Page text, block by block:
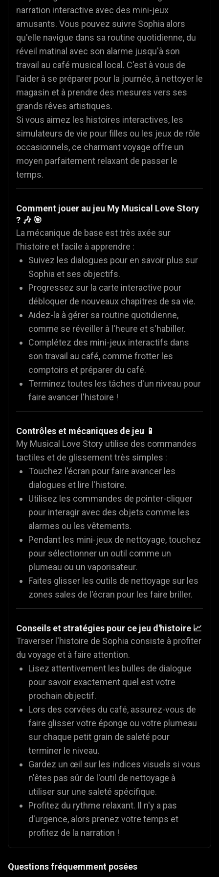
narration interactive avec des mini-jeux
amusants. Vous pouvez suivre Sophia alors
qu'elle navigue dans sa routine quotidienne, du
réveil matinal avec son alarme jusqu'à son
travail au café musical local. C'est à vous de
l'aider à se préparer pour la journée, à nettoyer le
magasin et à prendre des mesures vers ses
grands rêves artistiques.
Si vous aimez les histoires interactives, les
simulateurs de vie pour filles ou les jeux de rôle
occasionnels, ce charmant voyage offre un
moyen parfaitement relaxant de passer le
temps.
Comment jouer au jeu My Musical Love Story
? 🎶 🎯
La mécanique de base est très axée sur
l'histoire et facile à apprendre :
Suivez les dialogues pour en savoir plus sur
Sophia et ses objectifs.
Progressez sur la carte interactive pour
débloquer de nouveaux chapitres de sa vie.
Aidez-la à gérer sa routine quotidienne,
comme se réveiller à l'heure et s'habiller.
Complétez des mini-jeux interactifs dans
son travail au café, comme frotter les
comptoirs et préparer du café.
Terminez toutes les tâches d'un niveau pour
faire avancer l'histoire !
Contrôles et mécaniques de jeu 📱
My Musical Love Story utilise des commandes
tactiles et de glissement très simples :
Touchez l'écran pour faire avancer les
dialogues et lire l'histoire.
Utilisez les commandes de pointer-cliquer
pour interagir avec des objets comme les
alarmes ou les vêtements.
Pendant les mini-jeux de nettoyage, touchez
pour sélectionner un outil comme un
plumeau ou un vaporisateur.
Faites glisser les outils de nettoyage sur les
zones sales de l'écran pour les faire briller.
Conseils et stratégies pour ce jeu d'histoire 📈
Traverser l'histoire de Sophia consiste à profiter
du voyage et à faire attention.
Lisez attentivement les bulles de dialogue
pour savoir exactement quel est votre
prochain objectif.
Lors des corvées du café, assurez-vous de
faire glisser votre éponge ou votre plumeau
sur chaque petit grain de saleté pour
terminer le niveau.
Gardez un œil sur les indices visuels si vous
n'êtes pas sûr de l'outil de nettoyage à
utiliser sur une saleté spécifique.
Profitez du rythme relaxant. Il n'y a pas
d'urgence, alors prenez votre temps et
profitez de la narration !
Questions fréquemment posées